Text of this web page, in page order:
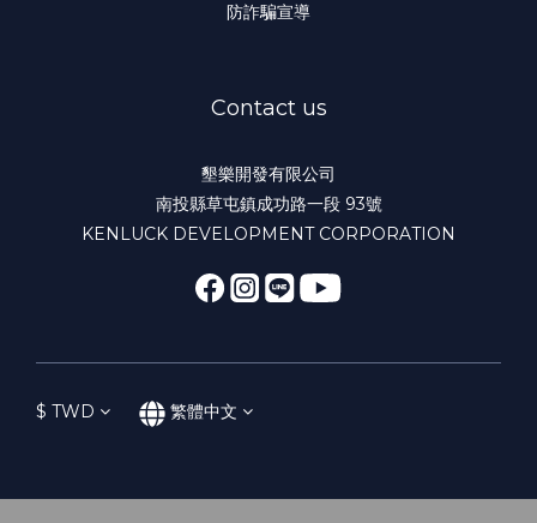
防詐騙宣導
Contact us
墾樂開發有限公司
南投縣草屯鎮成功路一段 93號
KENLUCK DEVELOPMENT CORPORATION
$ TWD 繁體中文